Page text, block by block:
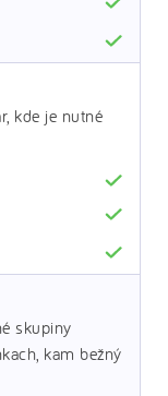
kde je nutné
skupiny
kam bežný